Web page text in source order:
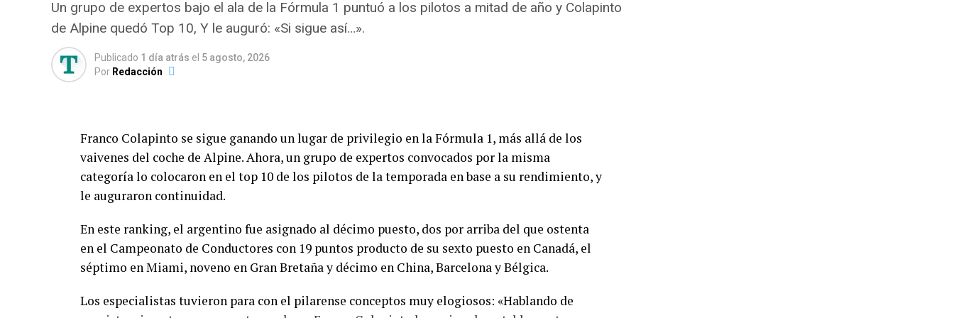
La pulseada ganada y un plantel repleto de mundialistas
En la previa al inicio del reciente Mundial, River ya había establecido los primeros contactos
con el entorno de Almada. La postura del jugador había sido clara: recién cuando cerrara su
pelear mano a mano por su pase, fue el Millonario el que ganó la compulsa y está a punto de
cerrar el refuerzo más resonante de los últimos tiempos.
A falta de detalles para que el traspaso se oficialice, Almada se convertirá en la
incorporación
Arambarri, Giovanni González, Lucas Beltrán, Rafael Santos Borré, Ángel Correa, Tobías
Andrada y Francisco Ortega.
Será, además, el quinto campeón del mundo en integrar el actual plantel, uniéndose a
Gonzalo Montiel, Marcos Acuña y los recién llegados Otamendi y Correa (excluyendo a
Un grupo de expertos bajo el ala de la Fórmula 1 puntuó a los pilotos a mitad de año y Colapinto
de Alpine quedó Top 10, Y le auguró: «Si sigue así…».
Publicado 1 día atrás el 5 agosto, 2026
Por Redacción
Franco Colapinto se sigue ganando un lugar de privilegio en la Fórmula 1, más allá de los
vaivenes del coche de Alpine. Ahora, un grupo de expertos convocados por la misma
categoría lo colocaron en el top 10 de los pilotos de la temporada en base a su rendimiento, y
le auguraron continuidad.
En este ranking, el argentino fue asignado al décimo puesto, dos por arriba del que ostenta
en el Campeonato de Conductores con 19 puntos producto de su sexto puesto en Canadá, el
séptimo en Miami, noveno en Gran Bretaña y décimo en China, Barcelona y Bélgica.
Los especialistas tuvieron para con el pilarense conceptos muy elogiosos: «Hablando de